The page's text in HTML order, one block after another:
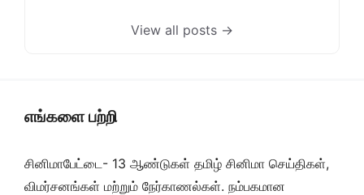
View all posts →
எங்களை பற்றி
சினிமாபேட்டை- 13 ஆண்டுகள் தமிழ் சினிமா செய்திகள்,
விமர்சனங்கள் மற்றும் நேர்காணல்கள். நம்பகமான